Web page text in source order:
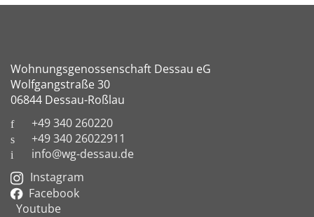
Wohnungsgenossenschaft Dessau eG
Wolfgangstraße 30
06844 Dessau-Roßlau
+49 340 260220
+49 340 26022911
info@wg-dessau.de
Instagram
Facebook
Youtube